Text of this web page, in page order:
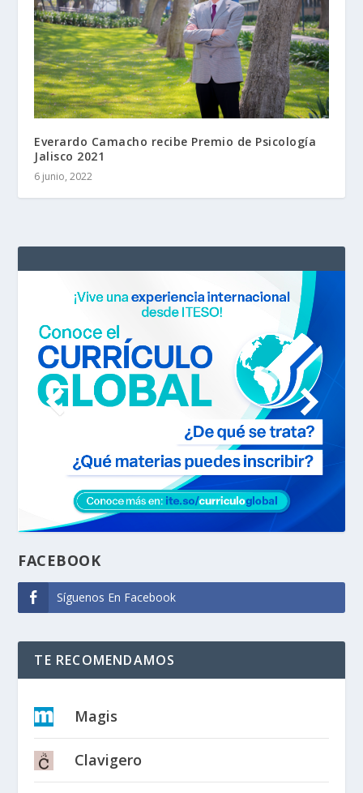
Everardo Camacho recibe Premio de Psicología
Jalisco 2021
6 junio, 2022
FACEBOOK
Síguenos En Facebook
TE RECOMENDAMOS
Magis
Clavigero